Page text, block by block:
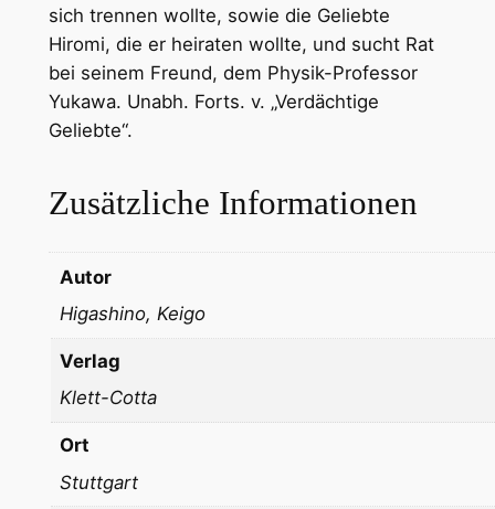
sich trennen wollte, sowie die Geliebte
Hiromi, die er heiraten wollte, und sucht Rat
bei seinem Freund, dem Physik-Professor
Yukawa. Unabh. Forts. v. „Verdächtige
Geliebte“.
Zusätzliche Informationen
Autor
Higashino, Keigo
Verlag
Klett-Cotta
Ort
Stuttgart